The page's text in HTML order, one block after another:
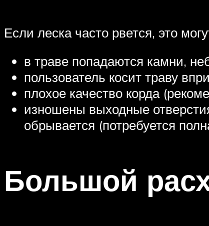
Если леска часто рвется, это
в траве попадаются камни,
пользователь косит траву
плохое качество корда
изношены выходные
обрывается (потребуется
Большой